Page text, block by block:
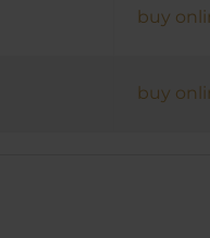
buy
buy